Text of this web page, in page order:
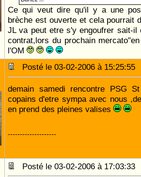
Ce qui veut dire qu'il y a une
brèche est ouverte et cela pourrait
JL va peut etre s'y engoufrer sait-il
contrat,lors du prochain
l'OM
Posté le 03-02-2006 à
demain samedi rencontre PSG
copains d'etre sympa avec nous
en prend des pleines valises
--------------------
Posté le 03-02-2006 à